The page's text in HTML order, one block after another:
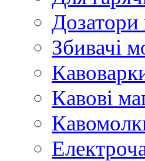
Дозатори
Збивачі
Кавові